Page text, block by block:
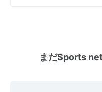
まだSports